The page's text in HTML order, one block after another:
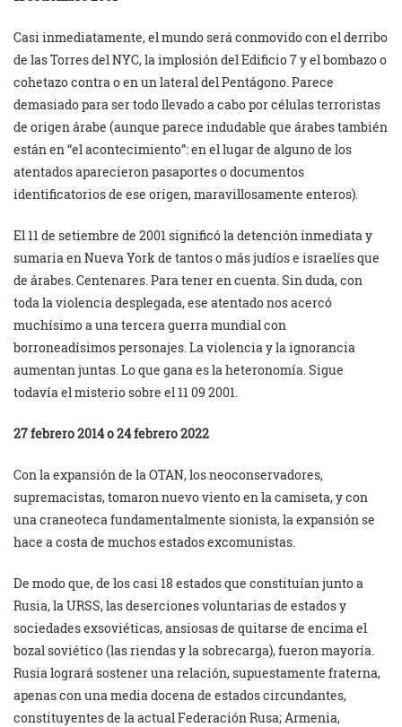
Casi inmediatamente, el mundo será conmovido con el derribo
de las Torres del NYC, la implosión del Edificio 7 y el bombazo o
cohetazo contra o en un lateral del Pentágono. Parece
demasiado para ser todo llevado a cabo por células terroristas
de origen árabe (aunque parece indudable que árabes también
están en “el acontecimiento”: en el lugar de alguno de los
atentados aparecieron pasaportes o documentos
identificatorios de ese origen, maravillosamente enteros).
El 11 de setiembre de 2001 significó la detención inmediata y
sumaria en Nueva York de tantos o más judíos e israelíes que
de árabes. Centenares. Para tener en cuenta. Sin duda, con
toda la violencia desplegada, ese atentado nos acercó
muchísimo a una tercera guerra mundial con
borroneadísimos personajes. La violencia y la ignorancia
aumentan juntas. Lo que gana es la heteronomía. Sigue
todavía el misterio sobre el 11 09 2001.
27 febrero 2014 o 24 febrero 2022
Con la expansión de la OTAN, los neoconservadores,
supremacistas, tomaron nuevo viento en la camiseta, y con
una craneoteca fundamentalmente sionista, la expansión se
hace a costa de muchos estados excomunistas.
De modo que, de los casi 18 estados que constituían junto a
Rusia, la URSS, las deserciones voluntarias de estados y
sociedades exsoviéticas, ansiosas de quitarse de encima el
bozal soviético (las riendas y la sobrecarga), fueron mayoría.
Rusia logrará sostener una relación, supuestamente fraterna,
apenas con una media docena de estados circundantes,
constituyentes de la actual Federación Rusa; Armenia,